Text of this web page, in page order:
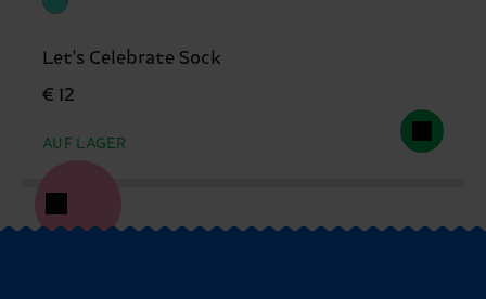
Let's Celebrate Sock
€ 12
AUF LAGER